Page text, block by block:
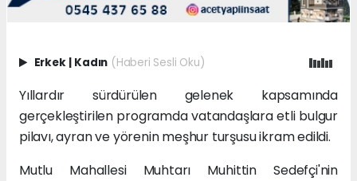
Erkek Kadın (Haberi Sesli Oku)
Yıllardır sürdürülen gelenek kapsamında
gerçekleştirilen programda vatandaşlara etli bulgur
pilavı, ayran ve yörenin meşhur turşusu ikram edildi.
Mutlu Mahallesi Muhtarı Muhittin Sedefçi'nin